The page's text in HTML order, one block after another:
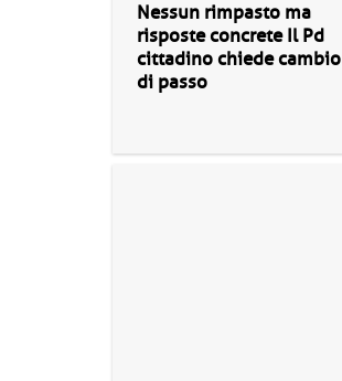
Nessun rimpasto ma
risposte concrete Il Pd
cittadino chiede cambio
di passo